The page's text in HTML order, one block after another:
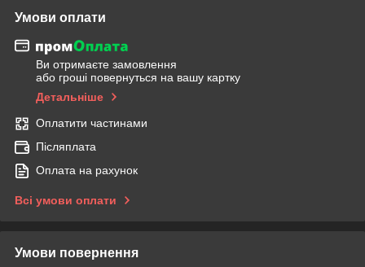
Умови оплати
Ви отримаєте замовлення
або гроші повернуться на вашу картку
Детальніше
Оплатити частинами
Післяплата
Оплата на рахунок
Всі умови оплати
Умови повернення